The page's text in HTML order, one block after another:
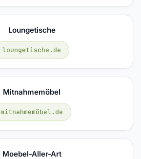
Loungetische
loungetische.de
Mitnahmemöbel
mitnahmemöbel.de
Moebel-Aller-Art